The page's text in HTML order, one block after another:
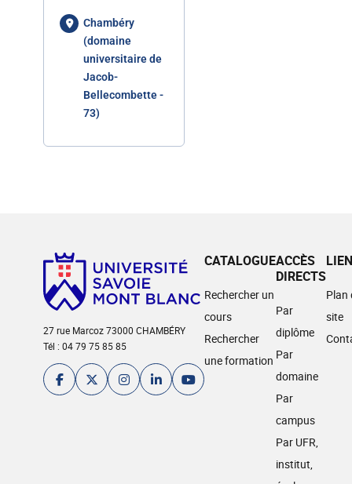
Chambéry
(domaine
universitaire de
Jacob-
Bellecombette -
73)
27 rue Marcoz 73000 CHAMBÉRY
Tél : 04 79 75 85 85
CATALOGUE
Rechercher un
cours
Rechercher
une formation
ACCÈS
DIRECTS
Par
diplôme
Par
domaine
Par
campus
Par UFR,
institut,
Plan
site